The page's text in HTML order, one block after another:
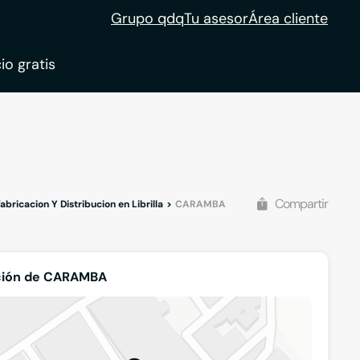
Grupo qdqTu asesorÁrea cliente
gratis
Y Distribucion en Librilla CARAMBA Compartir
de CARAMBA